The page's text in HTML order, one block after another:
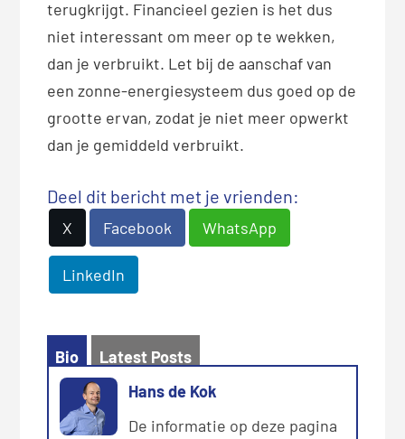
terugkrijgt. Financieel gezien is het dus
niet interessant om meer op te wekken,
dan je verbruikt. Let bij de aanschaf van
een zonne-energiesysteem dus goed op de
grootte ervan, zodat je niet meer opwerkt
dan je gemiddeld verbruikt.
Deel dit bericht met je vrienden:
X Facebook WhatsApp
LinkedIn
Bio
Latest Posts
Hans de Kok
De informatie op deze pagina